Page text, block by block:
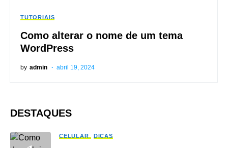
TUTORIAIS
Como alterar o nome de um tema
WordPress
by admin abril 19, 2024
DESTAQUES
CELULAR DICAS